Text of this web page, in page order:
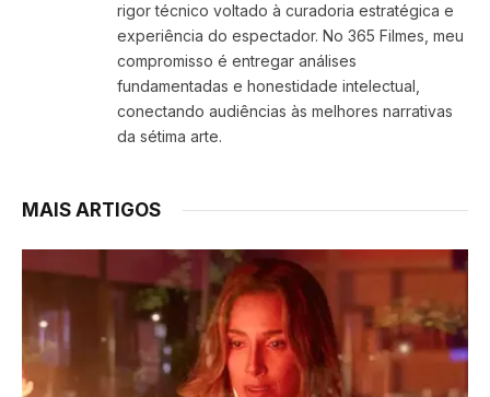
rigor técnico voltado à curadoria estratégica e
experiência do espectador. No 365 Filmes, meu
compromisso é entregar análises
fundamentadas e honestidade intelectual,
conectando audiências às melhores narrativas
da sétima arte.
MAIS ARTIGOS